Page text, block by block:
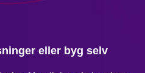
eller byg selv